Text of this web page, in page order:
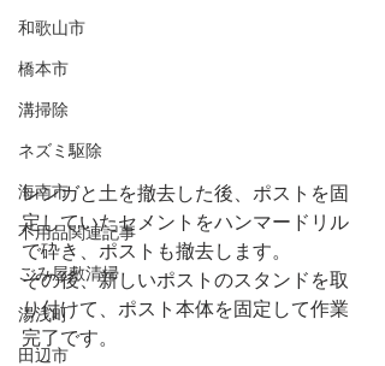
和歌山市
橋本市
溝掃除
ネズミ駆除
海南市
不用品関連記事
ごみ屋敷清掃
湯浅町
田辺市
レンガと土を撤去した後、ポストを固
定していたセメントをハンマードリル
で砕き、ポストも撤去します。
その後、新しいポストのスタンドを取
り付けて、ポスト本体を固定して作業
完了です。